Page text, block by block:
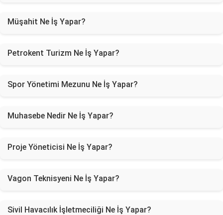
Müşahit Ne İş Yapar?
Petrokent Turizm Ne İş Yapar?
Spor Yönetimi Mezunu Ne İş Yapar?
Muhasebe Nedir Ne İş Yapar?
Proje Yöneticisi Ne İş Yapar?
Vagon Teknisyeni Ne İş Yapar?
Sivil Havacılık İşletmeciliği Ne İş Yapar?